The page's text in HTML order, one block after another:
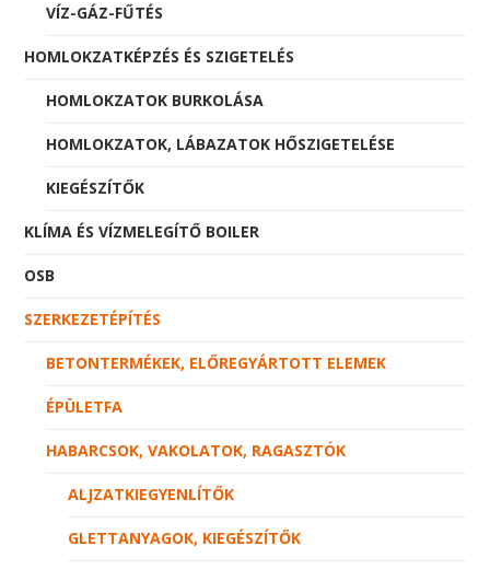
VÍZ-GÁZ-FŰTÉS
HOMLOKZATKÉPZÉS ÉS SZIGETELÉS
HOMLOKZATOK BURKOLÁSA
HOMLOKZATOK, LÁBAZATOK HŐSZIGETELÉSE
KIEGÉSZÍTŐK
KLÍMA ÉS VÍZMELEGÍTŐ BOILER
OSB
SZERKEZETÉPÍTÉS
BETONTERMÉKEK, ELŐREGYÁRTOTT ELEMEK
ÉPÜLETFA
HABARCSOK, VAKOLATOK, RAGASZTÓK
ALJZATKIEGYENLÍTŐK
GLETTANYAGOK, KIEGÉSZÍTŐK